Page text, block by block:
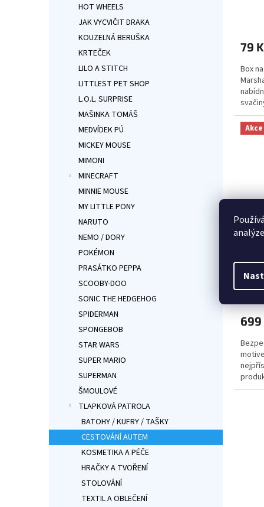
HOT WHEELS
JAK VYCVIČIT DRAKA
KOUZELNÁ BERUŠKA
KRTEČEK
LILO A STITCH
LITTLEST PET SHOP
L.O.L. SURPRISE
MAŠINKA TOMÁŠ
MEDVÍDEK PÚ
MICKEY MOUSE
MIMONI
MINECRAFT
MINNIE MOUSE
MY LITTLE PONY
NARUTO
NEMO / DORY
POKÉMON
PRASÁTKO PEPPA
SCOOBY-DOO
SONIC THE HEDGEHOG
SPIDERMAN
SPONGEBOB
STAR WARS
SUPER MARIO
SUPERMAN
ŠMOULOVÉ
TLAPKOVÁ PATROLA
BATOHY / KUFRY / TAŠKY
CESTOVÁNÍ AUTEM
KOSMETIKA A PÉČE
HRAČKY A TVOŘENÍ
STOLOVÁNÍ
TEXTIL A OBLEČENÍ
je
z
5
79
Box
děti ✓
Akce
je
z
5
699
zde